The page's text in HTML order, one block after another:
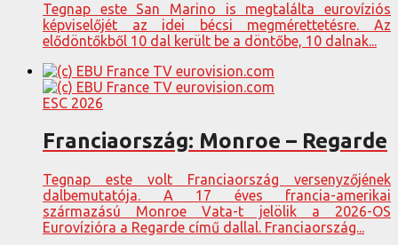
Tegnap este San Marino is megtalálta eurovíziós
képviselőjét az idei bécsi megmérettetésre. Az
elődöntőkből 10 dal került be a döntőbe, 10 dalnak...
ESC 2026
Franciaország: Monroe – Regarde
Tegnap este volt Franciaország versenyzőjének
dalbemutatója. A 17 éves francia-amerikai
származású Monroe Vata-t jelölik a 2026-OS
Eurovízióra a Regarde című dallal. Franciaország...